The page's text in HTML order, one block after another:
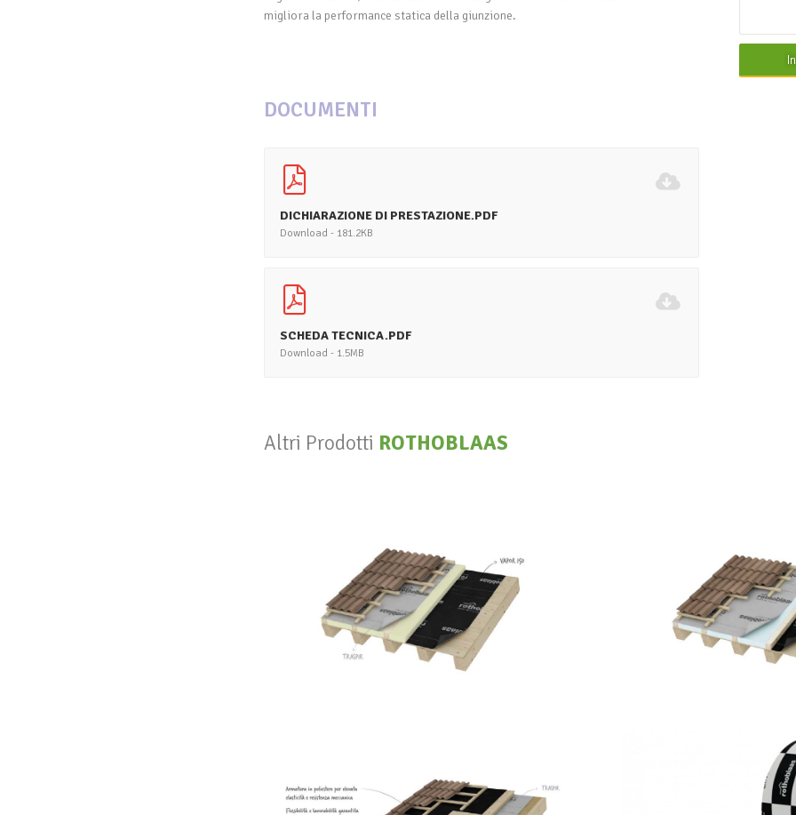
migliora la performance statica della giunzione.
DOCUMENTI
DICHIARAZIONE DI PRESTAZIONE.PDF
Download - 181.2KB
SCHEDA TECNICA.PDF
Download - 1.5MB
Altri Prodotti ROTHOBLAAS
Vapor 140
ROTHOBLAAS
Traspir
Bytum 400 Flexi